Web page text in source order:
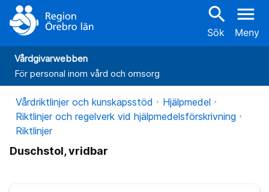
search
Sök
menu
Meny
Vårdgivarwebben
För personal inom vård och omsorg
Vårdriktlinjer och kunskapsstöd
Hjälpmedel
Riktlinjer och regelverk vid hjälpmedelsförskrivning
Riktlinjer
Duschstol, vridbar